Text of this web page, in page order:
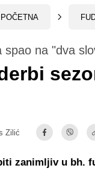
POČETNA
spao na "dva
Zilić
zanimljiv u bh.